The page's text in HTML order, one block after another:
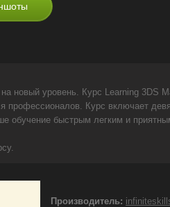
новый уровень. Курс Learning 3DS
Курс включает
обучение быстрым легким и
Производитель: